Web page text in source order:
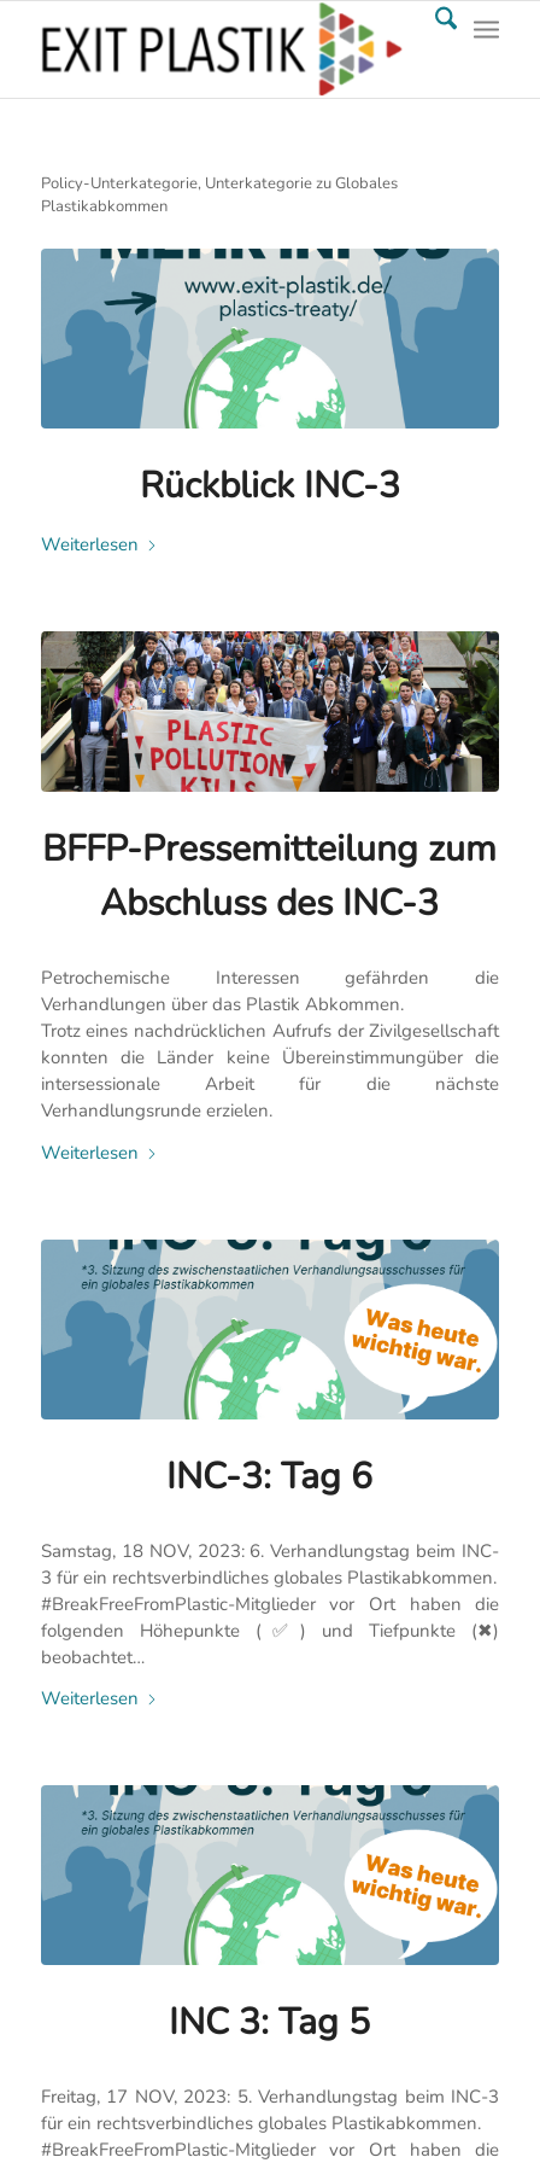
Policy-Unterkategorie, Unterkategorie zu Globales
Plastikabkommen
Rückblick INC-3
Weiterlesen
BFFP-Pressemitteilung zum
Abschluss des INC-3
Petrochemische Interessen gefährden die
Verhandlungen über das Plastik Abkommen.
Trotz eines nachdrücklichen Aufrufs der Zivilgesellschaft
konnten die Länder keine Übereinstimmungüber die
intersessionale Arbeit für die nächste
Verhandlungsrunde erzielen.
Weiterlesen
INC-3: Tag 6
Samstag, 18 NOV, 2023: 6. Verhandlungstag beim INC-
3 für ein rechtsverbindliches globales Plastikabkommen.
#BreakFreeFromPlastic-Mitglieder vor Ort haben die
folgenden Höhepunkte (✅) und Tiefpunkte (✖)
beobachtet…
Weiterlesen
INC 3: Tag 5
Freitag, 17 NOV, 2023: 5. Verhandlungstag beim INC-3
für ein rechtsverbindliches globales Plastikabkommen.
#BreakFreeFromPlastic-Mitglieder vor Ort haben die